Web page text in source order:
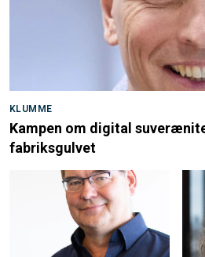
KLUMME
Kampen om digital
fabriksgulvet